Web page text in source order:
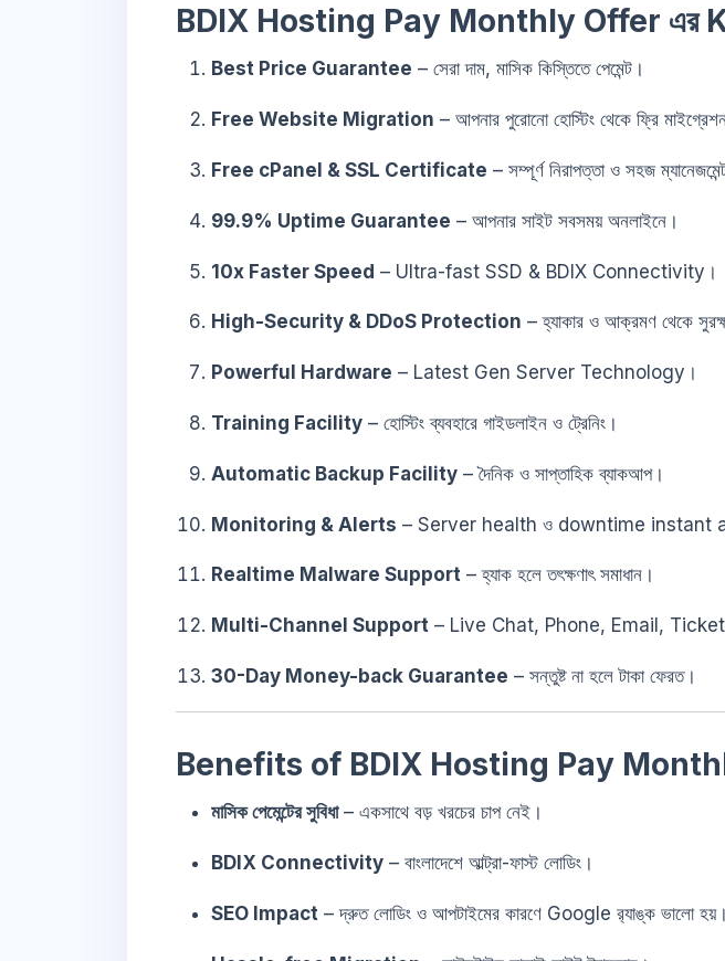
BDIX Hosting Pay Monthly Offer এর
Best Price Guarantee – সেরা দাম, মাসিক কিস্তিতে পেমেন্ট।
Free Website Migration – আপনার পুরোনো হোস্টিং থেকে ফ্রি
Free cPanel & SSL Certificate – সম্পূর্ণ নিরাপত্তা ও সহজ
99.9% Uptime Guarantee – আপনার সাইট সবসময় অনলাইনে।
10x Faster Speed – Ultra-fast SSD & BDIX Connectivity।
High-Security & DDoS Protection – হ্যাকার ও আক্রমণ থেকে
Powerful Hardware – Latest Gen Server Technology।
Training Facility – হোস্টিং ব্যবহারে গাইডলাইন ও ট্রেনিং।
Automatic Backup Facility – দৈনিক ও সাপ্তাহিক ব্যাকআপ।
Monitoring & Alerts – Server health ও downtime instant
Realtime Malware Support – হ্যাক হলে তৎক্ষণাৎ সমাধান।
Multi-Channel Support – Live Chat, Phone, Email,
30-Day Money-back Guarantee – সন্তুষ্ট না হলে টাকা ফেরত।
Benefits of BDIX Hosting Pay
মাসিক পেমেন্টের সুবিধা– একসাথে বড় খরচের চাপ নেই।
BDIX Connectivity – বাংলাদেশে আল্ট্রা-ফাস্ট লোডিং।
SEO Impact – দ্রুত লোডিং ও আপটাইমের কারণে Google র‍্যাঙ্ক ভালো হয়।